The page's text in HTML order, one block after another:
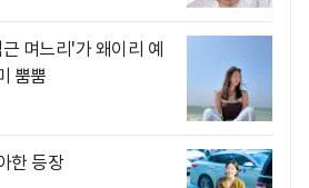
며느리'가 왜이리 예
뿜뿜
한 등장